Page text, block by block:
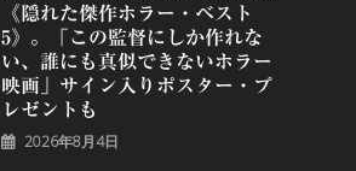
《隠れた傑作ホラー・ベスト
5》。「この監督にしか作れな
い、誰にも真似できないホラー
映画」サイン入りポスター・プ
レゼントも
2026年8月4日